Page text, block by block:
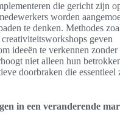
die gericht zijn
worden
te denken. Methodes
creativiteitsworkshops geven
ideeën te verkennen zonder
niet alleen hun
doorbraken die
in een veranderende